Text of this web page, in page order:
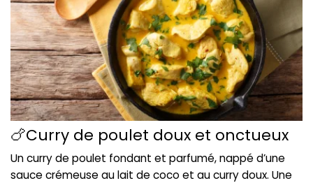
🍗Curry de poulet doux et onctueux
Un curry de poulet fondant et parfumé, nappé d’une
sauce crémeuse au lait de coco et au curry doux. Une